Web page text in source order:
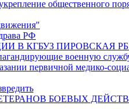
общественного
РФ
В КГБУЗ ПИРОВСКАЯ РБ
военную
первичной медико-
БОЕВЫХ